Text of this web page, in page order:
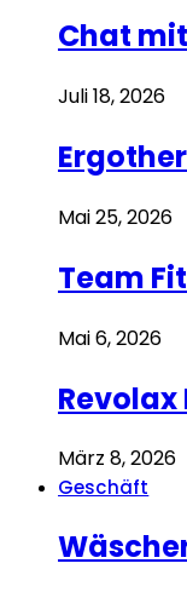
Chat
Juli 18, 2026
Mai 25, 2026
Team
Mai 6, 2026
März 8, 2026
Geschäft